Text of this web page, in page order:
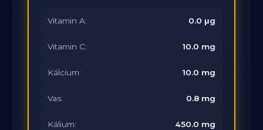
Vitamin A: 0.0 μg
Vitamin C: 10.0 mg
Kálcium: 10.0 mg
Vas: 0.8 mg
Kálium: 450.0 mg